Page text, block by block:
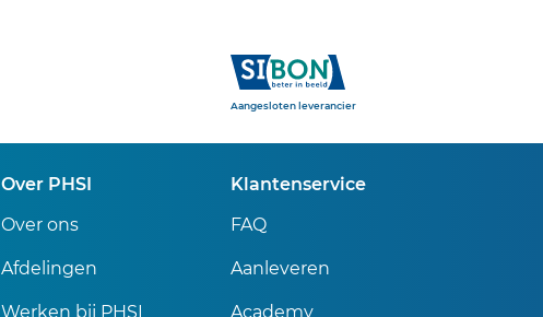
Sibon
Aangesloten leverancier
Over PHSI
Over ons
Afdelingen
Werken bij PHSI
Klantenservice
FAQ
Aanleveren
Academy